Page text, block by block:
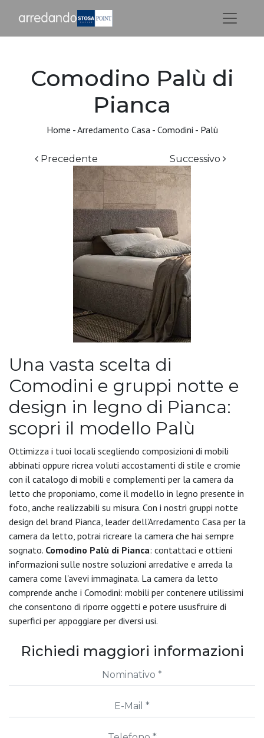
Comodino Palù di
Pianca
Home -Arredamento Casa - Comodini - Palù
Precedente Successivo
Una vasta scelta di
Comodini e gruppi notte e
design in legno di Pianca:
scopri il modello Palù
Ottimizza i tuoi locali scegliendo composizioni di mobili
abbinati oppure ricrea voluti accostamenti di stile e cromie
con il catalogo di mobili e complementi per la camera da
letto che proponiamo, come il modello in legno presente in
foto, anche realizzabili su misura. Con i nostri gruppi notte
design del brand Pianca, leader dell’Arredamento Casa per la
camera da letto, potrai ricreare la camera che hai sempre
sognato. Comodino Palù di Pianca: contattaci e ottieni
informazioni sulle nostre soluzioni arredative e arreda la
camera come l'avevi immaginata. La camera da letto
comprende anche i Comodini: mobili per contenere utilissimi
che consentono di riporre oggetti e potere ususfruire di
superfici per appoggiare per diversi usi.
Richiedi maggiori informazioni